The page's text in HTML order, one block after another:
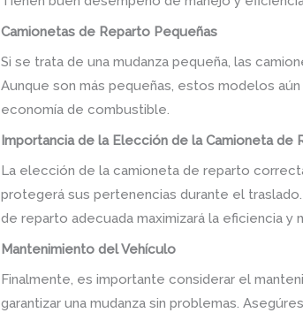
Camionetas de Reparto Pequeñas
Si se trata de una mudanza pequeña, las
Aunque son más pequeñas, estos modelos
economía de combustible.
Importancia de la Elección de la Camioneta de
La elección de la camioneta de reparto
protegerá sus pertenencias durante el
de reparto adecuada maximizará la eficiencia y
Mantenimiento del Vehículo
Finalmente, es importante considerar el
garantizar una mudanza sin problemas.